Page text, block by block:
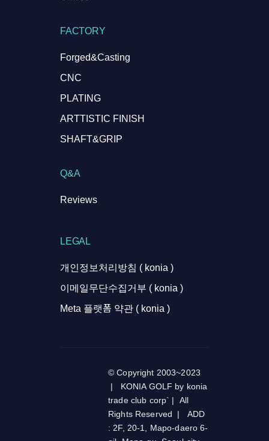
FACTORY
Forged&Casting
CNC
PLATING
ARTTISTIC FINISH
SHAFT&GRIP
Q&A
Reviews
LEGAL
개인정보처리방침 ( konia )
이메일무단수집거부 ( konia )
Meta 플랫폼 약관 ( konia )
© Copyright 2003~2023
| KONIA GOLF by konia
trade club corp` | All
Rights Reserved | ADD
: 2F, 20-1, Mapo-daero 6-